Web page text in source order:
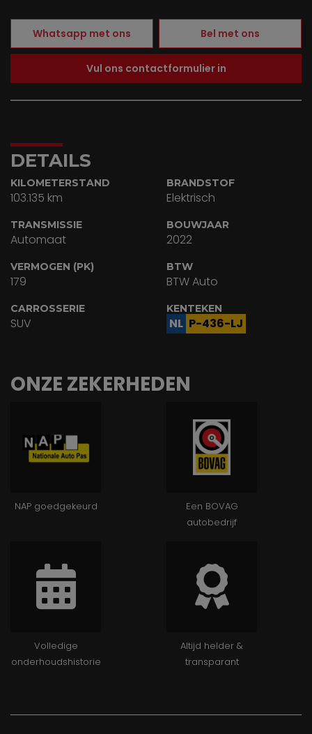
Whatsapp met ons Bel met ons
Vul ons contactformulier in
DETAILS
KILOMETERSTAND
103.135 km
BRANDSTOF
Elektrisch
TRANSMISSIE
Automaat
BOUWJAAR
2022
VERMOGEN (PK)
179
BTW
BTW Auto
CARROSSERIE
SUV
KENTEKEN
NL P-436-LJ
ONZE ZEKERHEDEN
NAP goedgekeurd
Een BOVAG
autobedrijf
Volledige
onderhoudshistorie
Altijd helder &
transparant